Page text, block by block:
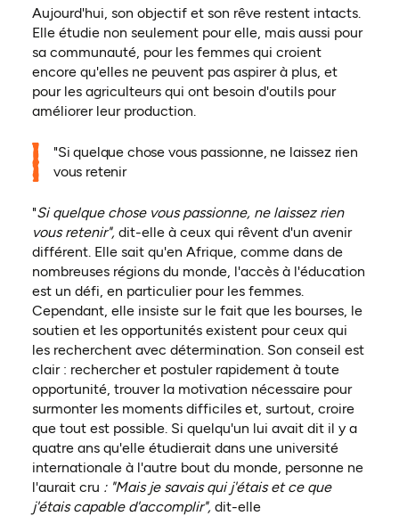
Aujourd'hui, son objectif et son rêve restent intacts.
Elle étudie non seulement pour elle, mais aussi pour
sa communauté, pour les femmes qui croient
encore qu'elles ne peuvent pas aspirer à plus, et
pour les agriculteurs qui ont besoin d'outils pour
améliorer leur production.
"Si quelque chose vous passionne, ne laissez rien
vous retenir
"Si quelque chose vous passionne, ne laissez rien
vous retenir",dit-elle à ceux qui rêvent d'un avenir
différent. Elle sait qu'en Afrique, comme dans de
nombreuses régions du monde, l'accès à l'éducation
est un défi, en particulier pour les femmes.
Cependant, elle insiste sur le fait que les bourses, le
soutien et les opportunités existent pour ceux qui
les recherchent avec détermination. Son conseil est
clair : rechercher et postuler rapidement à toute
opportunité, trouver la motivation nécessaire pour
surmonter les moments difficiles et, surtout, croire
que tout est possible. Si quelqu'un lui avait dit il y a
quatre ans qu'elle étudierait dans une université
internationale à l'autre bout du monde, personne ne
l'aurait cru : "Mais je savais qui j'étais et ce que
j'étais capable d'accomplir",dit-elle